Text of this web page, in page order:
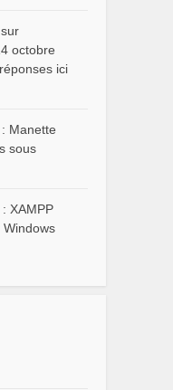
octobre
ici
Manette
sous
XAMPP